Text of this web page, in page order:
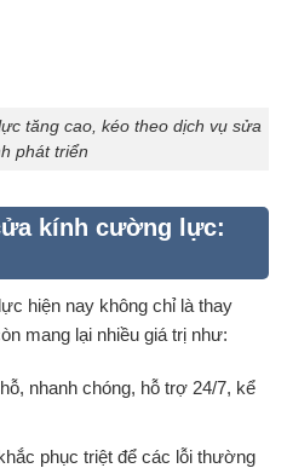
tăng cao, kéo theo dịch vụ sửa
phát triển
kính cường lực:
hiện nay không chỉ là thay
mang lại nhiều giá trị như:
nhanh chóng, hỗ trợ 24/7, kể
phục triệt để các lỗi thường